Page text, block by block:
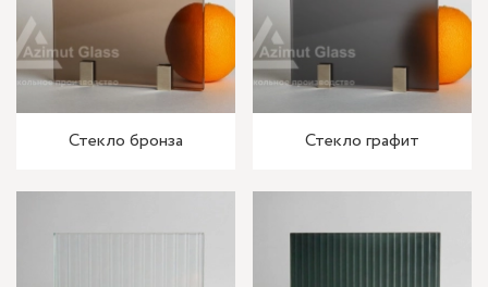
Стекло бронза Стекло графит